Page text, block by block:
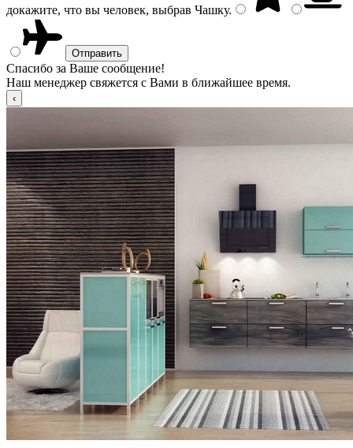
докажите, что вы человек, выбрав Чашку.
Спасибо за Ваше сообщение!
Наш менеджер свяжется с Вами в ближайшее время.